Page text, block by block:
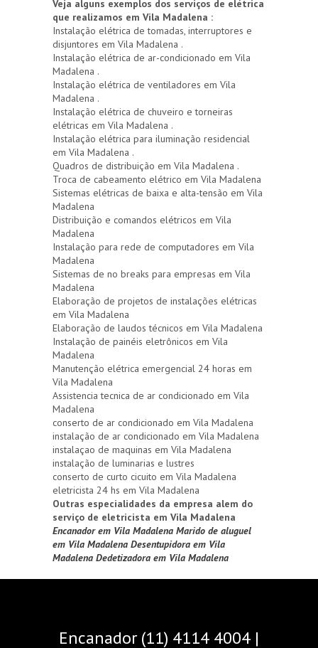
Veja alguns exemplos dos serviços de elétrica
que realizamos em Vila Madalena :
Instalação elétrica de tomadas, interruptores e
disjuntores em Vila Madalena .
Instalação elétrica de ar-condicionado em Vila
Madalena .
Instalação elétrica de ventiladores em Vila
Madalena .
Instalação elétrica de chuveiro e torneiras
elétricas em Vila Madalena .
Instalação elétrica para iluminação residencial
em Vila Madalena .
Quadros de distribuição em Vila Madalena .
Troca de cabeamento elétrico em Vila Madalena
Sistemas elétricas de baixa e alta-tensão em Vila
Madalena
Distribuição e comandos elétricos em Vila
Madalena
Instalação para rede de computadores em Vila
Madalena
Sistemas de no breaks para empresas em Vila
Madalena
Elaboração de projetos de instalações elétricas
em Vila Madalena
Elaboração de laudos técnicos em Vila Madalena
Instalação de painéis eletrônicos em Vila
Madalena
Manutenção elétrica emergencial 24 horas em
Vila Madalena
Assistencia tecnica de ar condicionado em Vila
Madalena
conserto de ar condicionado em Vila Madalena
instalação de ar condicionado em Vila Madalena
instalaçao de maquinas em Vila Madalena
instalação de luminarias e lustres
conserto de curto cicuito em Vila Madalena
eletricista 24 hs em Vila Madalena
Outras especialidades da empresa alem do
serviço de eletricista em Vila Madalena
Encanador em Vila Madalena Marido de aluguel
em Vila Madalena Desentupidora em Vila
Madalena Dedetizadora em Vila Madalena
Encanador (11) 4114 4004 |